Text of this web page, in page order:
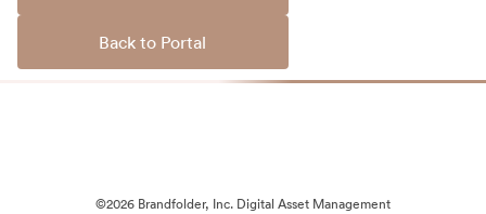
Back to Portal
©2026 Brandfolder, Inc. Digital Asset Management